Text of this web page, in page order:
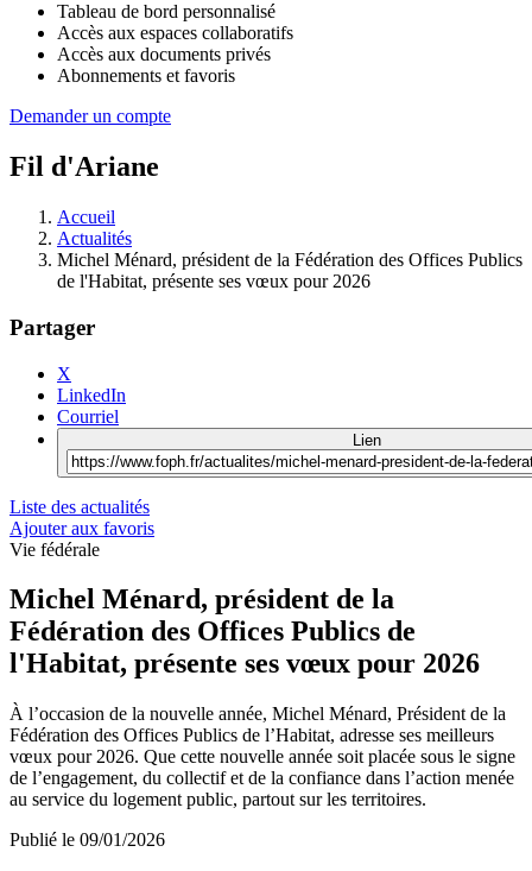
Tableau de bord personnalisé
Accès aux espaces collaboratifs
Accès aux documents privés
Abonnements et favoris
Demander un compte
Fil d'Ariane
Accueil
Actualités
Michel Ménard, président de la ‪Fédération des Offices Publics
de l'Habitat‬, présente ses vœux pour 2026
Partager
X
LinkedIn
Courriel
Lien
Liste des actualités
Ajouter aux favoris
Vie fédérale
Michel Ménard, président de la
‪Fédération des Offices Publics de
l'Habitat‬, présente ses vœux pour 2026
À l’occasion de la nouvelle année, Michel Ménard, Président de la
Fédération des Offices Publics de l’Habitat, adresse ses meilleurs
vœux pour 2026. Que cette nouvelle année soit placée sous le signe
de l’engagement, du collectif et de la confiance dans l’action menée
au service du logement public, partout sur les territoires.
Publié le 09/01/2026